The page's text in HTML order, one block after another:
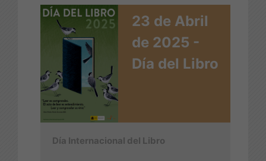
23 de Abril
de 2025 -
Día del Libro
Día Internacional del Libro